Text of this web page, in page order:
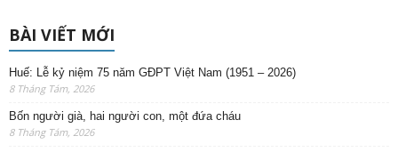
BÀI VIẾT MỚI
Huế: Lễ kỷ niệm 75 năm GĐPT Việt Nam (1951 – 2026)
8 Tháng Tám, 2026
Bốn người già, hai người con, một đứa cháu
8 Tháng Tám, 2026